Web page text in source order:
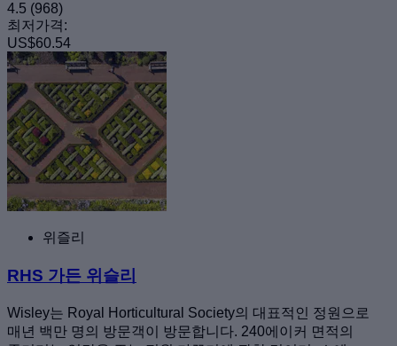
4.5 (968)
최저가격:
US$60.54
위즐리
RHS 가든 위슬리
Wisley는 Royal Horticultural Society의 대표적인 정원으로
매년 백만 명의 방문객이 방문합니다. 240에이커 면적의